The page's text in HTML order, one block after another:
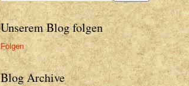
Unserem Blog folgen
Folgen
Blog Archive